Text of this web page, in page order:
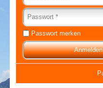
Passwort merken